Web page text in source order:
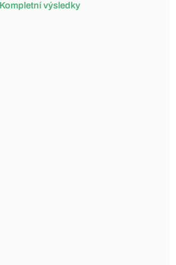
Kompletní výsledky